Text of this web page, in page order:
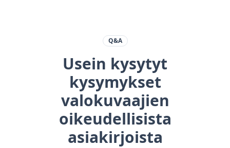
Q&A
Usein kysytyt
kysymykset
valokuvaajien
oikeudellisista
asiakirjoista